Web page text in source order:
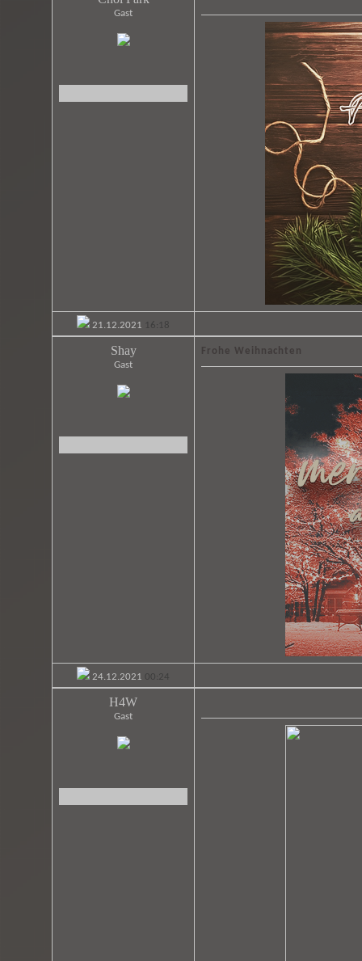
Gast
21.12.2021 16:18
Shay
Gast
Frohe Weihnachten
24.12.2021 00:24
H4W
Gast